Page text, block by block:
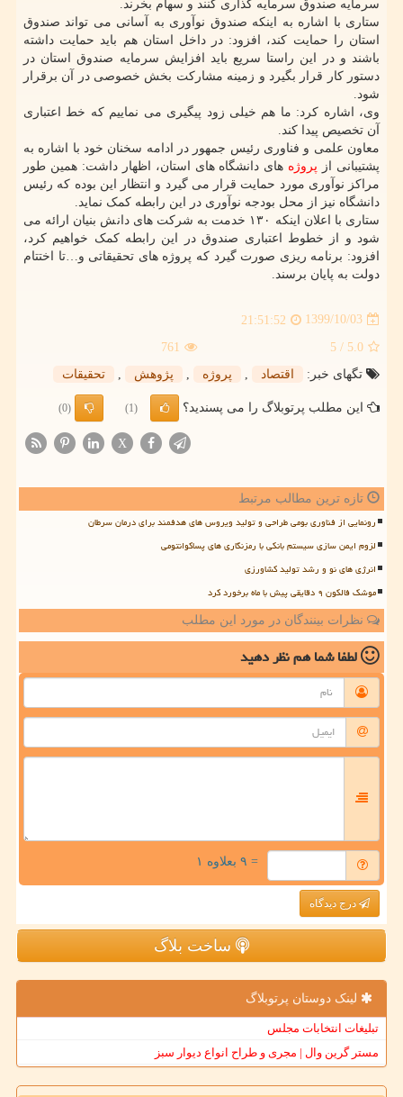
سرمایه صندوق سرمایه گذاری کنند و سهام بخرند.
ستاری با اشاره به اینکه صندوق نوآوری به آسانی می تواند صندوق
استان را حمایت کند، افزود: در داخل استان هم باید حمایت داشته
باشند و در این راستا سریع باید افزایش سرمایه صندوق استان در
دستور کار قرار بگیرد و زمینه مشارکت بخش خصوصی در آن برقرار
شود.
وی، اشاره کرد: ما هم خیلی زود پیگیری می نماییم که خط اعتباری
آن تخصیص پیدا کند.
معاون علمی و فناوری رئیس جمهور در ادامه سخنان خود با اشاره به
پشتیبانی از پروژه های دانشگاه های استان، اظهار داشت: همین طور
مراکز نوآوری مورد حمایت قرار می گیرد و انتظار این بوده که رئیس
دانشگاه نیز از محل بودجه نوآوری در این رابطه کمک نماید.
ستاری با اعلان اینکه ۱۳۰ خدمت به شرکت های دانش بنیان ارائه می
شود و از خطوط اعتباری صندوق در این رابطه کمک خواهیم کرد،
افزود: برنامه ریزی صورت گیرد که پروژه های تحقیقاتی و…تا اختتام
دولت به پایان برسند.
1399/10/03
21:51:52
5.0
/ 5
761
تگهای خبر:
اقتصاد پروژه پژوهش تحقیقات
این مطلب پرتوبلاگ را می پسندید؟ (1)
(0)
X
تازه ترین مطالب مرتبط
رونمایی از فناوری بومی طراحی و تولید ویروس های هدفمند برای درمان سرطان
لزوم ایمن سازی سیستم بانکی با رمزنگاری های پساکوانتومی
انرژی های نو و رشد تولید کشاورزی
موشک فالکون ۹ دقایقی پیش با ماه برخورد کرد
نظرات بینندگان در مورد این مطلب
لطفا شما همنظر دهید
= ۹ بعلاوه ۱
درج دیدگاه
ساخت بلاگ
لینک دوستان پرتوبلاگ
تبلیغات انتخابات مجلس
مستر گرین وال | مجری و طراح انواع دیوار سبز